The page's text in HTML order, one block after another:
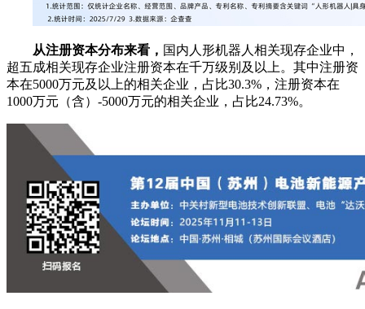
从注册资本分布来看， 国内人形机器人相关现存企业中，
超五成相关现存企业注册资本在千万级别及以上。其中注册资
本在5000万元及以上的相关企业，占比30.3%，注册资本在
1000万元（含）-5000万元的相关企业，占比24.73%。